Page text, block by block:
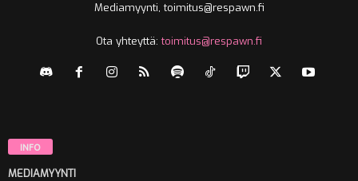
Mediamyynti, toimitus@respawn.fi
Ota yhteyttä:toimitus@respawn.fi
INFO
MEDIAMYYNTI